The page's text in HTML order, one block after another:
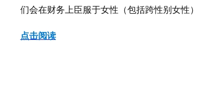
们会在财务上臣服于女性（包括跨性别女性）
点击阅读